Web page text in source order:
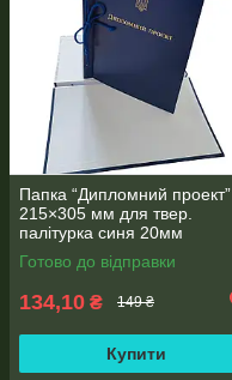
Папка “Дипломний проект”
215×305 мм для твер.
палітурка синя 20мм
корінець (1 шт)
Готово до відправки
134,10 ₴ 149 ₴
Купити